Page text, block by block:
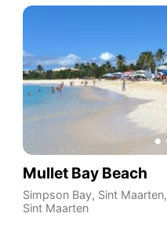
Mullet Bay Beach
Simpson Bay, Sint Maarten,
Sint Maarten